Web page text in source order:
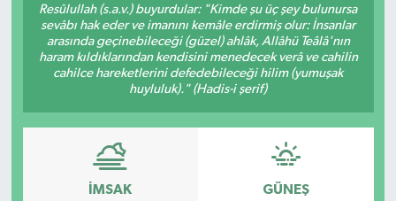
Resûlullah (s.a.v.) buyurdular: "Kimde şu üç şey bulunursa
sevâbı hak eder ve imanını kemâle erdirmiş olur: İnsanlar
arasında geçinebileceği (güzel) ahlâk, Allâhü Teâlâ'nın
haram kıldıklarından kendisini menedecek verâ ve cahilin
cahilce hareketlerini defedebileceği hilim (yumuşak
huyluluk)." (Hadis-i şerif)
İMSAK GÜNEŞ
Haber Arşivi